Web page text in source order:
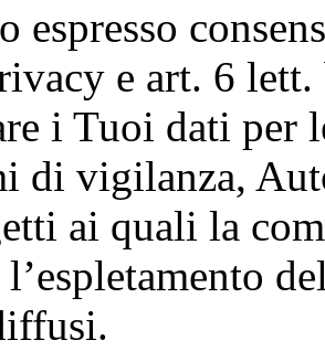
espresso
e art. 6
i Tuoi dati per
di vigilanza,
ai quali la
l’espletamento